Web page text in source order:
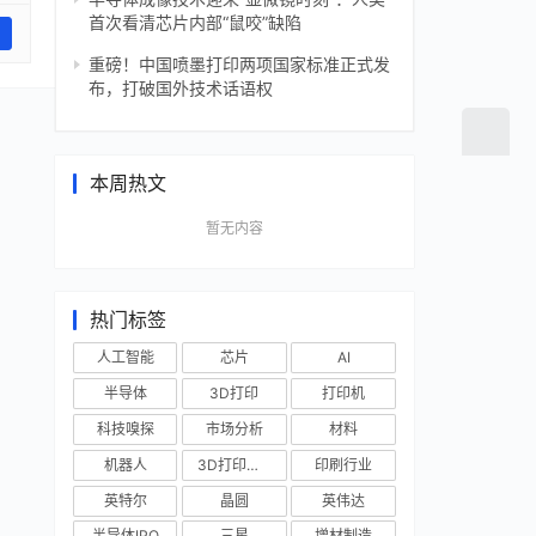
首次看清芯片内部“鼠咬”缺陷
重磅！中国喷墨打印两项国家标准正式发
布，打破国外技术话语权
本周热文
暂无内容
热门标签
人工智能 芯片
AI
半导体
3D打印
打印机
科技嗅探
市场分析
材料
机器人
3D打印技术
印刷行业
英特尔
晶圆
英伟达